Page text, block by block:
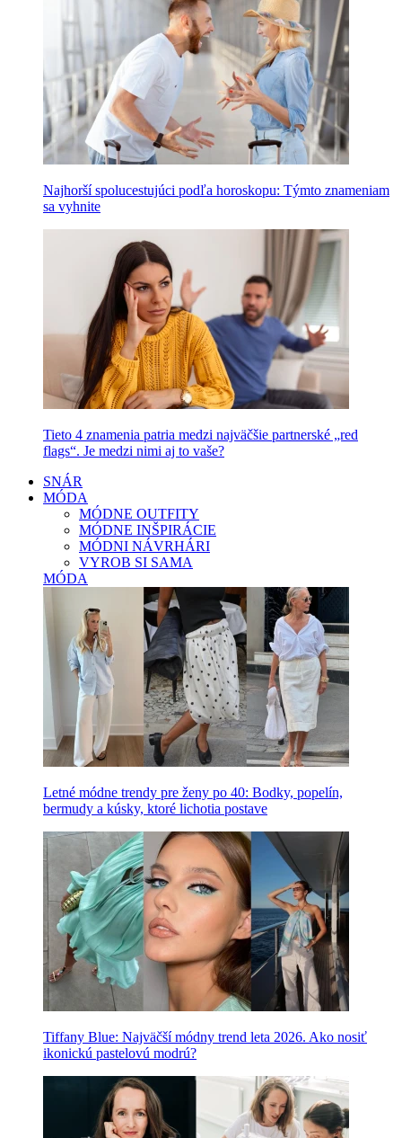
Najhorší spolucestujúci podľa horoskopu: Týmto znameniam
sa vyhnite
Tieto 4 znamenia patria medzi najväčšie partnerské „red
flags“. Je medzi nimi aj to vaše?
SNÁR
MÓDA
MÓDNE OUTFITY
MÓDNE INŠPIRÁCIE
MÓDNI NÁVRHÁRI
VYROB SI SAMA
MÓDA
Letné módne trendy pre ženy po 40: Bodky, popelín,
bermudy a kúsky, ktoré lichotia postave
Tiffany Blue: Najväčší módny trend leta 2026. Ako nosiť
ikonickú pastelovú modrú?